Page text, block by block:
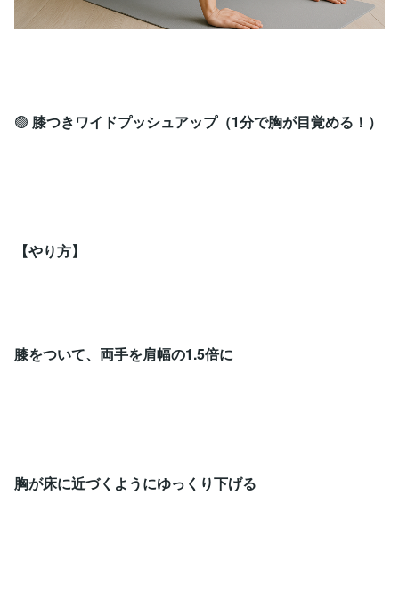
🟢 膝つきワイドプッシュアップ（1分で胸が目覚める！）
【やり方】
膝をついて、両手を肩幅の1.5倍に
胸が床に近づくようにゆっくり下げる